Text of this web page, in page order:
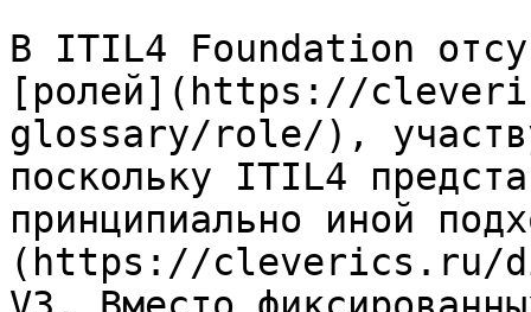
В ITIL4 Foundation
[ролей](https://
glossary/role/),
поскольку ITIL4
принципиально иной
(https://